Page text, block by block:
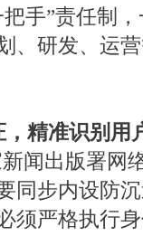
手”责任制
、研发、运
精准识别用
闻出版署网
同步内设防
须严格执行